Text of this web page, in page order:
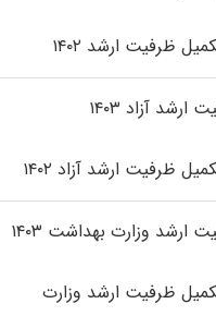
ظرفیت ارشد ۱۴۰۲
آزاد ۱۴۰۳
ظرفیت ارشد آزاد ۱۴۰۲
ارشد وزارت بهداشت ۱۴۰۳
ظرفیت ارشد وزارت